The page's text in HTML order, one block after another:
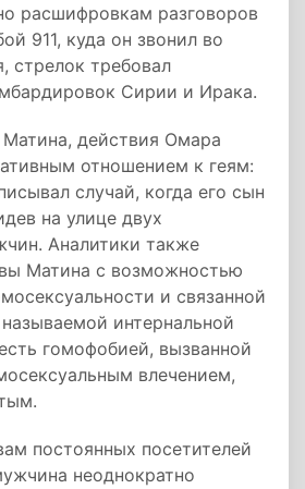
расшифровкам разговоров
911, куда он звонил во
стрелок требовал
Сирии и Ирака.
действия Омара
отношением к геям:
случай, когда его сын
на улице двух
Аналитики также
Матина с возможностью
и связанной
интернальной
гомофобией, вызванной
влечением,
постоянных посетителей
неоднократно